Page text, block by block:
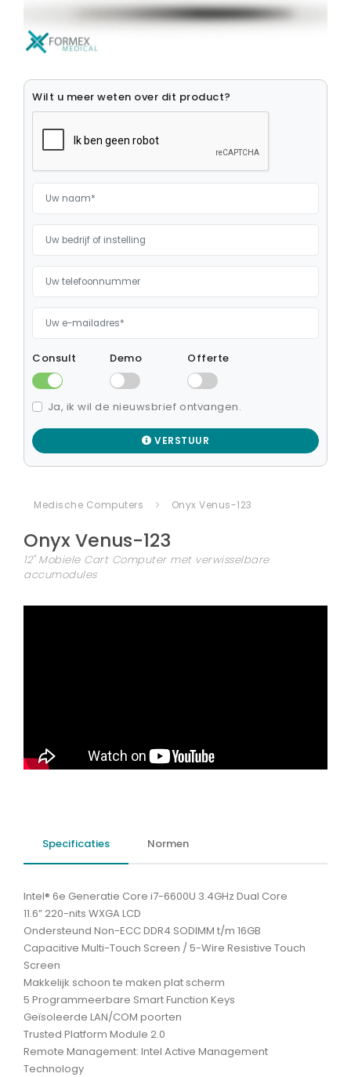
Medische Computers
Medische Monitoren
Medische Muizen
Medische Toetsenborden
Monitor Beugels
Opslagmedia
Ouderenzorg
Patient Infotainment
Robotica
Stroomvoorzieningen
Tablets en computers
Wilt u meer weten over dit product?
Consult Demo Offerte
Ja, ik wil de nieuwsbrief ontvangen.
VERSTUUR
Medische Computers Onyx Venus-123
OnyxVenus-123
12" Mobiele Cart Computer met verwisselbare
accumodules
Specificaties Normen
Intel® 6e Generatie Core i7-6600U 3.4GHz Dual Core
11.6” 220-nits WXGA LCD
Ondersteund Non-ECC DDR4 SODIMM t/m 16GB
Capacitive Multi-Touch Screen / 5-Wire Resistive Touch
Screen
Makkelijk schoon te maken plat scherm
5 Programmeerbare Smart Function Keys
Geïsoleerde LAN/COM poorten
Trusted Platform Module 2.0
Remote Management: Intel Active Management
Technology